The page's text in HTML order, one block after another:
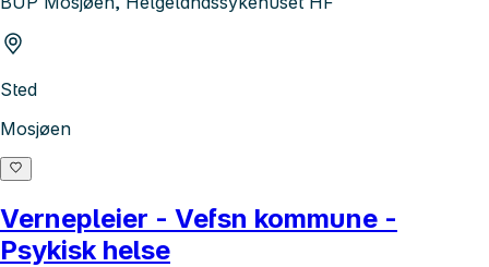
Sted
Mosjøen
Vernepleier - Vefsn kommune -
Psykisk helse